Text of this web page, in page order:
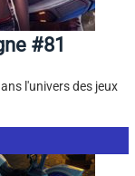
#81
l'univers des jeux